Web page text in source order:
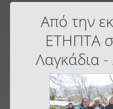
Από την
ΕΤΗΠΤΑ
Λαγκάδια